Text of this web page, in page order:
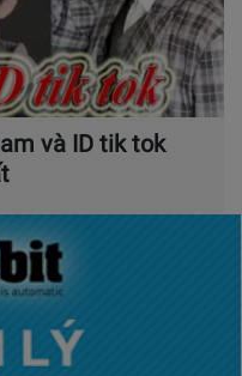
và ID tik tok